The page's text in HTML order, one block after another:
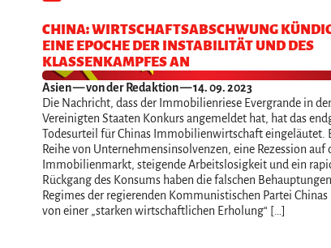
CHINA: WIRTSCHAFTSABSCHWUNG
EINE EPOCHE DER INSTABILITÄT UND DES
KLASSENKAMPFES AN
Asien— von der Redaktion — 14. 09. 2023
Die Nachricht, dass der Immobilienriese Evergrande in
Vereinigten Staaten Konkurs angemeldet hat, hat das
Todesurteil für Chinas Immobilienwirtschaft eingeläutet.
Reihe von Unternehmensinsolvenzen, eine Rezession auf
Immobilienmarkt, steigende Arbeitslosigkeit und ein
Rückgang des Konsums haben die falschen
Regimes der regierenden Kommunistischen Partei Chinas
von einer „starken wirtschaftlichen Erholung“ […]